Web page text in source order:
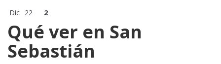
Dic 22 2
Qué ver en San
Sebastián